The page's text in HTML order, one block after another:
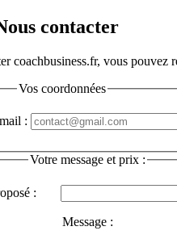
contacter
coachbusiness.fr, vous pouvez
Vos coordonnées
:
Votre message et prix :
:
Message :